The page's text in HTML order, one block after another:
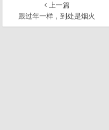
上一篇
跟过年一样，到处是烟火